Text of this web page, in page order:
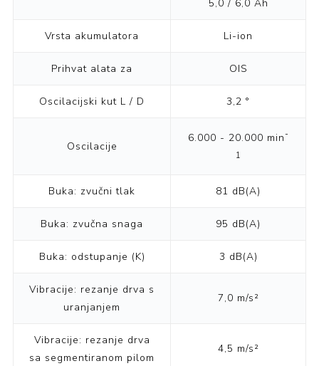
5,0 / 6,0 Ah
Vrsta akumulatora Li-ion
Prihvat alata za OIS
Oscilacijski kut L / D 3,2 °
Oscilacije
6.000 - 20.000 min-
1
Buka: zvučni tlak 81 dB(A)
Buka: zvučna snaga 95 dB(A)
Buka: odstupanje (K) 3 dB(A)
Vibracije: rezanje drva s
uranjanjem
7,0 m/s²
Vibracije: rezanje drva
sa segmentiranom pilom
4,5 m/s²